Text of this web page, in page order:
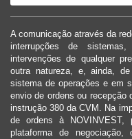
A comunicação através da
interrupções de
intervenções de qualquer
outra natureza, e, ainda,
sistema de operações e em
envio de ordens ou recepção
instrução 380 da CVM. Na
de ordens à NOVINVEST,
plataforma de